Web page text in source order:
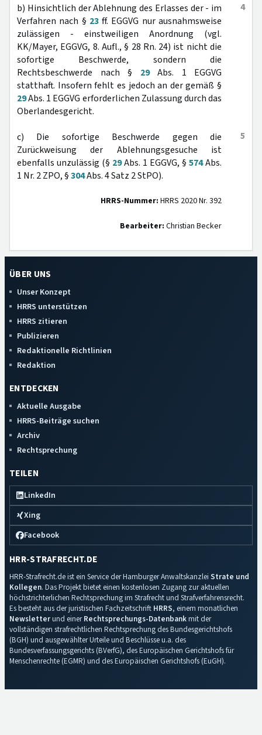
4
b) Hinsichtlich der Ablehnung des Erlasses der - im
Verfahren nach § 23ff. EGGVG nur ausnahmsweise
zulässigen - einstweiligen Anordnung (vgl.
KK/Mayer, EGGVG, 8. Aufl., § 28 Rn. 24) ist nicht die
sofortige Beschwerde, sondern die
Rechtsbeschwerde nach § 29Abs. 1 EGGVG
statthaft. Insofern fehlt es jedoch an der gemäß §
29Abs. 1 EGGVG erforderlichen Zulassung durch das
Oberlandesgericht.
5
c) Die sofortige Beschwerde gegen die
Zurückweisung der Ablehnungsgesuche ist
ebenfalls unzulässig (§ 29Abs. 1 EGGVG, § 574Abs.
1 Nr. 2 ZPO, §304Abs. 4 Satz 2 StPO).
HRRS-Nummer: HRRS 2020 Nr. 392
Bearbeiter: Christian Becker
ÜBER UNS
Unser Konzept
HRRS unterstützen
HRRS zitieren
Publizieren
Redaktionelle Richtlinien
Redaktion
ENTDECKEN
Aktuelle Ausgabe
HRRS-Beiträge suchen
Archiv
Rechtsprechung
TEILEN
LinkedIn
Xing
Facebook
HRR-STRAFRECHT.DE
HRR-Strafrecht.de ist ein Service der Hamburger Anwaltskanzlei Strate und
Kollegen. Das Projekt bietet einen kostenlosen Zugang zur aktuellen
höchstrichterlichen Rechtsprechung im Strafrecht und Strafverfahrensrecht.
Es besteht aus der juristischen Fachzeitschrift HRRS, einem monatlichen
Newsletterund einerRechtsprechungs-Datenbankmit der
vollständigen strafrechtlichen Rechtsprechung des Bundesgerichtshofs
(BGH) und ausgewählter Urteile und Beschlüsse u.a. des
Bundesverfassungsgerichts (BVerfG), des Europäischen Gerichtshofs für
Menschenrechte (EGMR) und des Europäischen Gerichtshofs (EuGH).